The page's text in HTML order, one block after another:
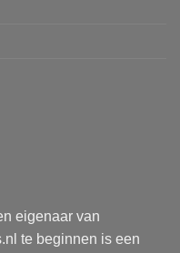
eigenaar van
te beginnen is een